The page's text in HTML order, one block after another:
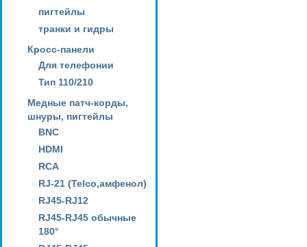
пигтейлы
транки и гидры
Кросс-панели
Для телефонии
Тип 110/210
Медные патч-корды,
шнуры, пигтейлы
BNC
HDMI
RCA
RJ-21 (Telco,амфенол)
RJ45-RJ12
RJ45-RJ45 обычные
180°